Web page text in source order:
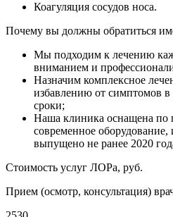
Коагуляция сосудов носа.
Почему вы должны обратиться
Мы подходим к лечению
вниманием и
Назначим комплексное
избавлению от симптомов в
сроки;
Наша клиника оснащена по
современное
выпущено не ранее 2020
Стоимость услуг ЛОРа, руб.
Прием (осмотр, консультация)